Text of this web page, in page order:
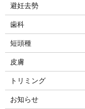
避妊去勢
歯科
短頭種
皮膚
トリミング
お知らせ